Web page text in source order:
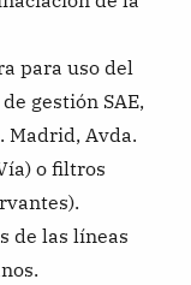
para uso del
gestión SAE,
Madrid, Avda.
o filtros
de las líneas